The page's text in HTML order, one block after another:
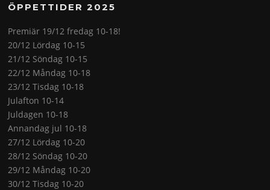
ÖPPETTIDER 2025
Premiär 19/12 fredag 10-18!
20/12 Lördag 10-15
21/12 Söndag 10-15
22/12 Måndag 10-18
23/12 Tisdag 10-18
Julafton 10-14
Juldagen 10-18
Annandag jul 10-18
27/12 Lördag 10-20
28/12 Söndag 10-20
29/12 Måndag 10-20
30/12 Tisdag 10-20